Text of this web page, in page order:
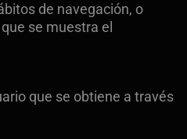
de navegación, o
se muestra el
que se obtiene a través